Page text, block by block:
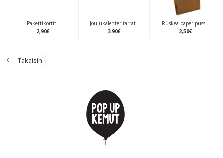
Pakettikortit..
2,90€
Joulukalenteritarrat..
3,90€
Ruskea paperipussi..
2,50€
Takaisin